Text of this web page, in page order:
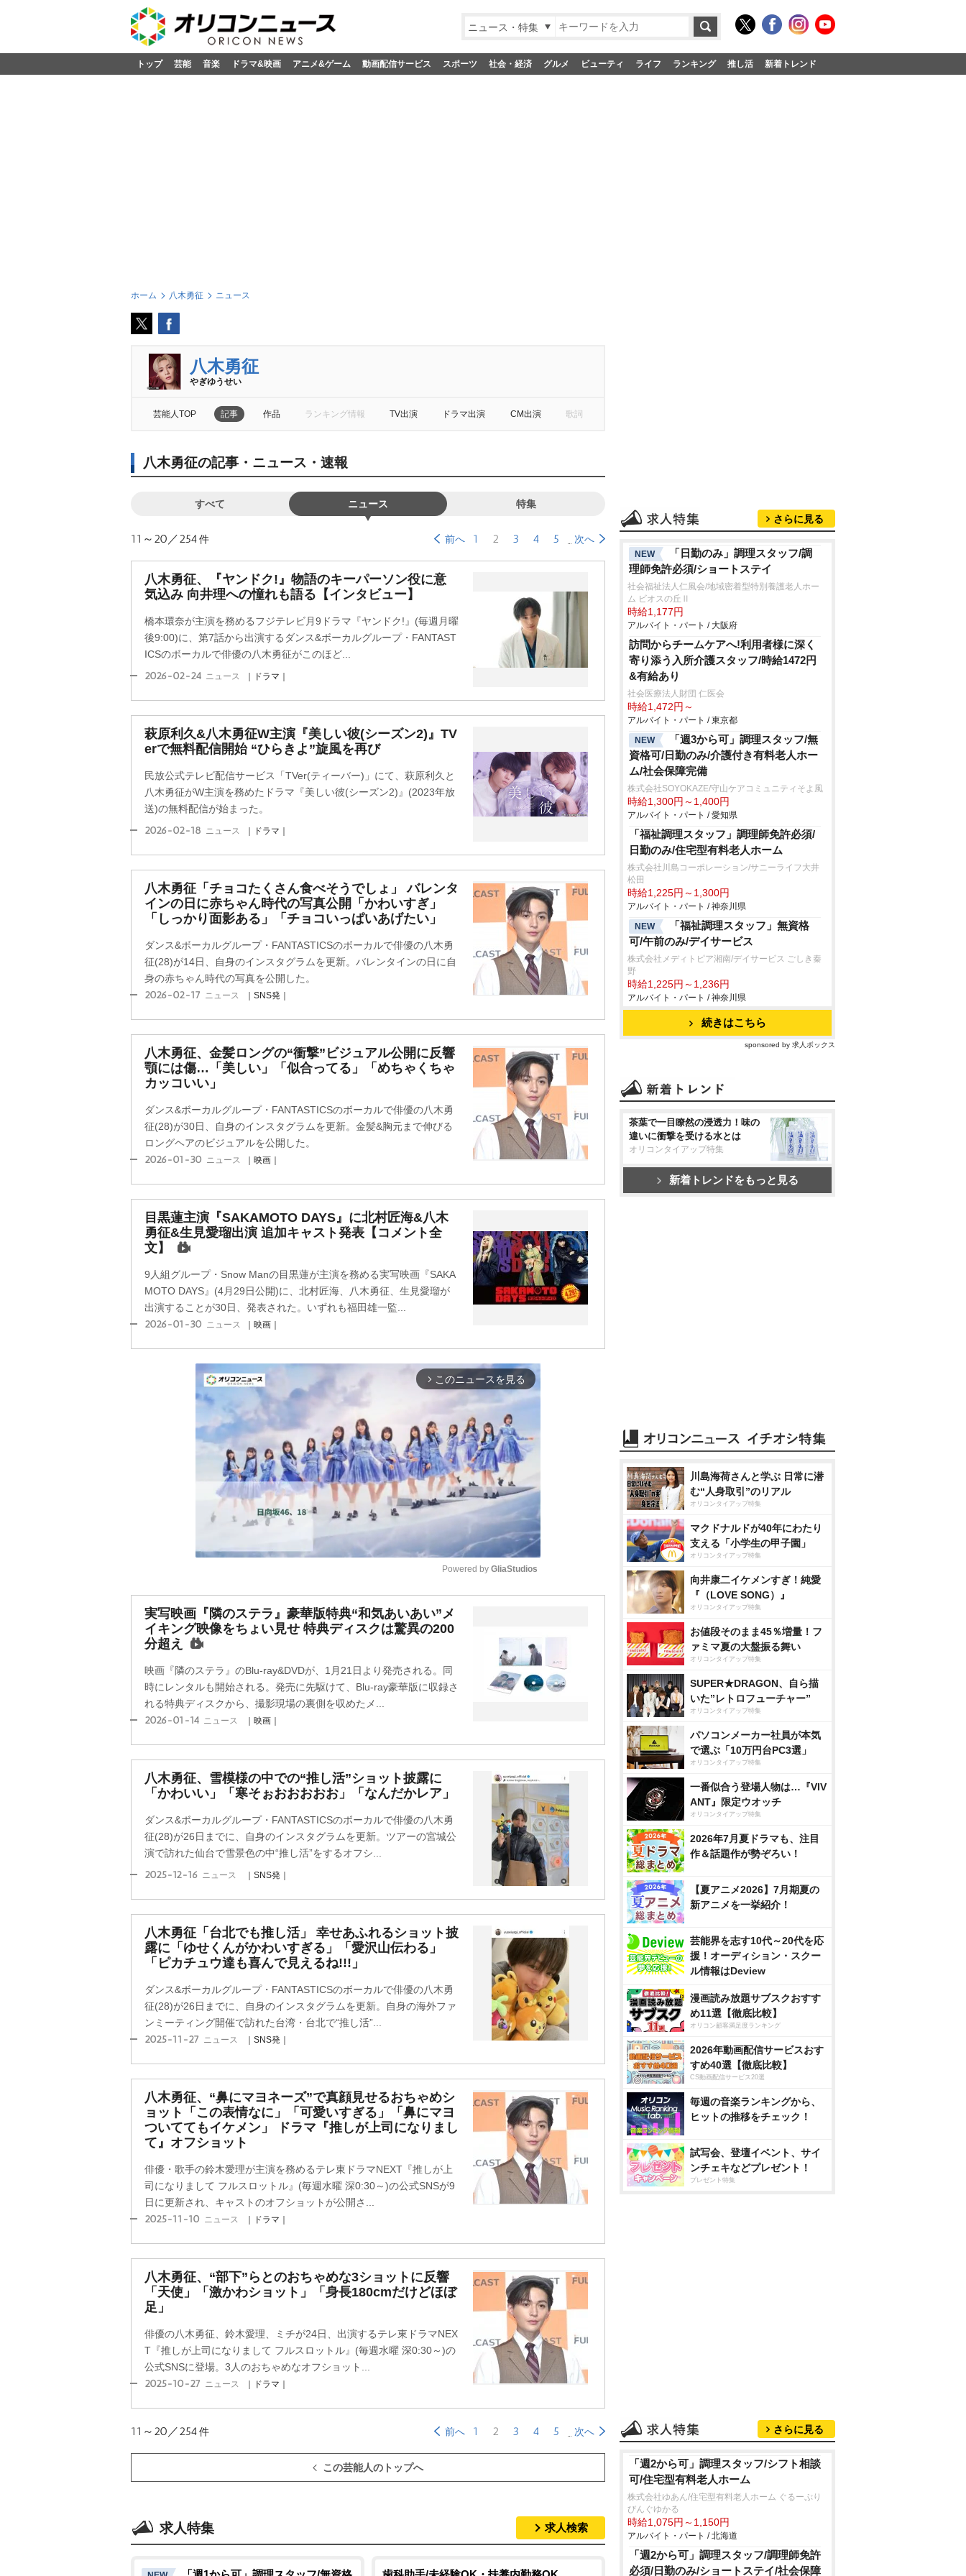
ニュース・特集
トップ 芸能 音楽 ドラマ&映画 アニメ&ゲーム 動画配信サービス スポーツ 社会・経済 グルメ ビューティ ライフ ランキング 推し活 新着トレンド
ホーム 八木勇征 ニュース
八木勇征
ぎゆうせい
芸能人TOP 記事 作品 ランキング情報 TV出演 ドラマ出演 CM出演 歌詞
八木勇征の記事・ニュース・速報
すべて ニュース 特集
11～20／254件 前へ 1 2 3 4 5 次へ
八木勇征、『ヤンドク!』物語のキーパーソン役に意
気込み 向井理への憧れも語る【インタビュー】
橋本環奈が主演を務めるフジテレビ月9ドラマ『ヤンドク!』(毎週月曜
後9:00)に、第7話から出演するダンス&ボーカルグループ・FANTAST
ICSのボーカルで俳優の八木勇征がこのほど...
2026-02-24 ニュース ｜ドラマ｜
萩原利久&八木勇征W主演『美しい彼(シーズン2)』TV
erで無料配信開始 “ひらきよ”旋風を再び
民放公式テレビ配信サービス「TVer(ティーバー)」にて、萩原利久と
八木勇征がW主演を務めたドラマ『美しい彼(シーズン2)』(2023年放
送)の無料配信が始まった。
2026-02-18 ニュース ｜ドラマ｜
八木勇征「チョコたくさん食べそうでしょ」 バレンタ
インの日に赤ちゃん時代の写真公開「かわいすぎ」
「しっかり面影ある」「チョコいっぱいあげたい」
ダンス&ボーカルグループ・FANTASTICSのボーカルで俳優の八木勇
征(28)が14日、自身のインスタグラムを更新。バレンタインの日に自
身の赤ちゃん時代の写真を公開した。
2026-02-17 ニュース ｜SNS発｜
八木勇征、金髪ロングの“衝撃”ビジュアル公開に反響
顎には傷…「美しい」「似合ってる」「めちゃくちゃ
カッコいい」
ダンス&ボーカルグループ・FANTASTICSのボーカルで俳優の八木勇
征(28)が30日、自身のインスタグラムを更新。金髪&胸元まで伸びる
ロングヘアのビジュアルを公開した。
2026-01-30 ニュース ｜映画｜
目黒蓮主演『SAKAMOTO DAYS』に北村匠海&八木
勇征&生見愛瑠出演 追加キャスト発表【コメント全
文】
9人組グループ・Snow Manの目黒蓮が主演を務める実写映画『SAKA
MOTO DAYS』(4月29日公開)に、北村匠海、八木勇征、生見愛瑠が
出演することが30日、発表された。いずれも福田雄一監...
2026-01-30 ニュース ｜映画｜
arrow_forward_ios このニュースを見る
Powered by GliaStudios
実写映画『隣のステラ』豪華版特典“和気あいあい”メ
イキング映像をちょい見せ 特典ディスクは驚異の200
分超え
映画『隣のステラ』のBlu-ray&DVDが、1月21日より発売される。同
時にレンタルも開始される。発売に先駆けて、Blu-ray豪華版に収録さ
れる特典ディスクから、撮影現場の裏側を収めたメ...
2026-01-14 ニュース ｜映画｜
八木勇征、雪模様の中での“推し活”ショット披露に
「かわいい」「寒そぉおおおおお」「なんだかレア」
ダンス&ボーカルグループ・FANTASTICSのボーカルで俳優の八木勇
征(28)が26日までに、自身のインスタグラムを更新。ツアーの宮城公
演で訪れた仙台で雪景色の中“推し活”をするオフシ...
2025-12-16 ニュース ｜SNS発｜
八木勇征「台北でも推し活」 幸せあふれるショット披
露に「ゆせくんがかわいすぎる」「愛沢山伝わる」
「ピカチュウ達も喜んで見えるね!!!」
ダンス&ボーカルグループ・FANTASTICSのボーカルで俳優の八木勇
征(28)が26日までに、自身のインスタグラムを更新。自身の海外ファ
ンミーティング開催で訪れた台湾・台北で“推し活”...
2025-11-27 ニュース ｜SNS発｜
八木勇征、“鼻にマヨネーズ”で真顔見せるおちゃめシ
ョット「この表情なに」「可愛いすぎる」「鼻にマヨ
ついててもイケメン」 ドラマ『推しが上司になりまし
て』オフショット
俳優・歌手の鈴木愛理が主演を務めるテレ東ドラマNEXT『推しが上
司になりまして フルスロットル』(毎週水曜 深0:30～)の公式SNSが9
日に更新され、キャストのオフショットが公開さ...
2025-11-10 ニュース ｜ドラマ｜
八木勇征、“部下”らとのおちゃめな3ショットに反響
「天使」「激かわショット」「身長180cmだけどほぼ
足」
俳優の八木勇征、鈴木愛理、ミチが24日、出演するテレ東ドラマNEX
T『推しが上司になりまして フルスロットル』(毎週水曜 深0:30～)の
公式SNSに登場。3人のおちゃめなオフショット...
2025-10-27 ニュース ｜ドラマ｜
11～20／254件 前へ 1 2 3 4 5 次へ
この芸能人のトップへ
求人特集 求人検索
さらに見る
NEW
「日勤のみ」調理スタッフ/調
理師免許必須/ショートステイ
社会福祉法人仁風会/地域密着型特別養護老人ホー
ム ビオスの丘Ⅱ
時給1,177円
アルバイト・パート / 大阪府
訪問からチームケアへ!利用者様に深く
寄り添う入所介護スタッフ/時給1472円
&有給あり
社会医療法人財団 仁医会
時給1,472円～
アルバイト・パート / 東京都
NEW
「週3から可」調理スタッフ/無
資格可/日勤のみ/介護付き有料老人ホー
ム/社会保障完備
株式会社SOYOKAZE/守山ケアコミュニティそよ風
時給1,300円～1,400円
アルバイト・パート / 愛知県
「福祉調理スタッフ」調理師免許必須/
日勤のみ/住宅型有料老人ホーム
株式会社川島コーポレーション/サニーライフ大井
松田
時給1,225円～1,300円
アルバイト・パート / 神奈川県
NEW
「福祉調理スタッフ」無資格
可/午前のみ/デイサービス
株式会社メディトピア湘南/デイサービス ごしき秦
野
時給1,225円～1,236円
アルバイト・パート / 神奈川県
続きはこちら
sponsored by 求人ボックス
茶葉で一目瞭然の浸透力！味の
違いに衝撃を受ける水とは
オリコンタイアップ特集
新着トレンドをもっと見る
川島海荷さんと学ぶ 日常に潜
む“人身取引”のリアル
オリコンタイアップ特集
マクドナルドが40年にわたり
支える「小学生の甲子園」
オリコンタイアップ特集
向井康二イケメンすぎ！純愛
『（LOVE SONG）』
オリコンタイアップ特集
お値段そのまま45％増量！フ
ァミマ夏の大盤振る舞い
オリコンタイアップ特集
SUPER★DRAGON、自ら描
いた”レトロフューチャー”
オリコンタイアップ特集
パソコンメーカー社員が本気
で選ぶ「10万円台PC3選」
オリコンタイアップ特集
一番似合う登場人物は…『VIV
ANT』限定ウオッチ
オリコンタイアップ特集
2026年7月夏ドラマも、注目
作＆話題作が勢ぞろい！
【夏アニメ2026】7月期夏の
新アニメを一挙紹介！
芸能界を志す10代～20代を応
援！オーディション・スクー
ル情報はDeview
漫画読み放題サブスクおすす
め11選【徹底比較】
オリコン顧客満足度ランキング
2026年動画配信サービスおす
すめ40選【徹底比較】
CS動画配信サービス20選
毎週の音楽ランキングから、
ヒットの推移をチェック！
試写会、登壇イベント、サイ
ンチェキなどプレゼント！
プレゼント特集
さらに見る
「週2から可」調理スタッフ/シフト相談
可/住宅型有料老人ホーム
株式会社ゆあん/住宅型有料老人ホーム ぐるーぷり
びんぐゆかる
時給1,075円～1,150円
アルバイト・パート / 北海道
「週2から可」調理スタッフ/調理師免許
必須/日勤のみ/ショートステイ/社会保障